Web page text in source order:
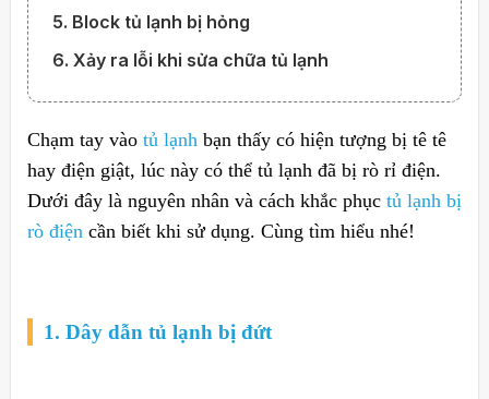
5. Block tủ lạnh bị hỏng
6. Xảy ra lỗi khi sửa chữa tủ lạnh
Chạm tay vào tủ lạnh bạn thấy có hiện tượng bị tê tê
hay điện giật, lúc này có thể tủ lạnh đã bị rò rỉ điện.
Dưới đây là nguyên nhân và cách khắc phục tủ lạnh bị
rò điện cần biết khi sử dụng. Cùng tìm hiểu nhé!
1. Dây dẫn tủ lạnh bị đứt